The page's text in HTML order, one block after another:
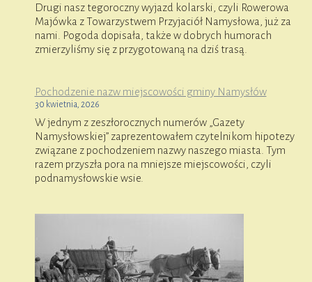
Drugi nasz tegoroczny wyjazd kolarski, czyli Rowerowa
Majówka z Towarzystwem Przyjaciół Namysłowa, już za
nami. Pogoda dopisała, także w dobrych humorach
zmierzyliśmy się z przygotowaną na dziś trasą.
Pochodzenie nazw miejscowości gminy Namysłów
30 kwietnia, 2026
W jednym z zeszłorocznych numerów „Gazety
Namysłowskiej” zaprezentowałem czytelnikom hipotezy
związane z pochodzeniem nazwy naszego miasta. Tym
razem przyszła pora na mniejsze miejscowości, czyli
podnamysłowskie wsie.